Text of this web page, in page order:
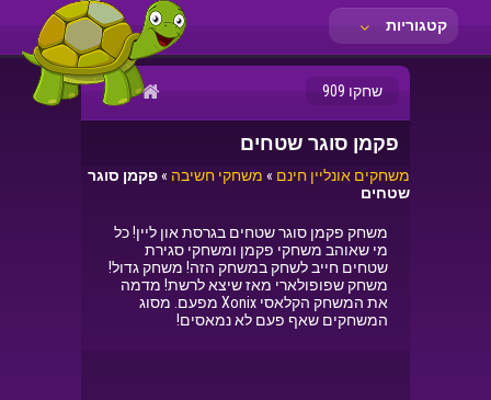
קטגוריות
שחקו 909
פקמן סוגר שטחים
משחקים אונליין חינם » משחקי חשיבה »פקמן סוגר
שטחים
משחק פקמן סוגר שטחים בגרסת און ליין! כל
מי שאוהב משחקי פקמן ומשחקי סגירת
שטחים חייב לשחק במשחק הזה! משחק גדול!
משחק שפופולארי מאז שיצא לרשת! מדמה
את המשחק הקלאסי Xonix מפעם. מסוג
המשחקים שאף פעם לא נמאסים!